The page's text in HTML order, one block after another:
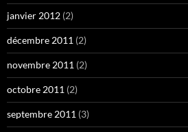
janvier 2012 (2)
décembre 2011 (2)
novembre 2011 (2)
octobre 2011 (2)
septembre 2011 (3)